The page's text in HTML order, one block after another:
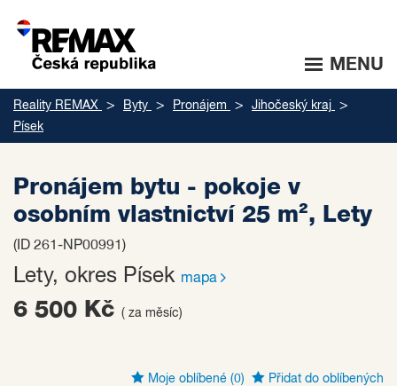
MENU
Reality REMAX Byty Pronájem
Jihočeský kraj
Písek
Pronájem bytu - pokoje v
osobním vlastnictví 25 m², Lety
(ID 261-NP00991)
Lety, okres Písek mapa
6 500 Kč ( za měsíc)
Moje oblíbené (0) Přidat do oblíbených